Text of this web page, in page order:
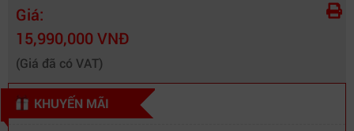
kèm theo
Bảo mật
Không có bảo mật vân tay
Âm thanh
Realtek High Definition Audio
Chất liệu
Nhựa
Kích thước
31.40cm x 22.62cm x 1.99cm
Giá:
15,990,000 VNĐ
(Giá đã có VAT)
KHUYẾN MÃI